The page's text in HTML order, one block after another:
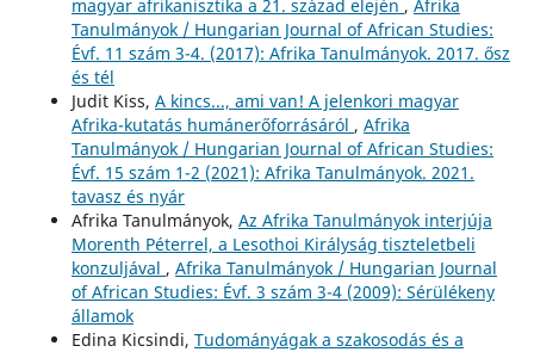
magyar afrikanisztika a 21. század elején , Afrika
Tanulmányok / Hungarian Journal of African Studies:
Évf. 11 szám 3-4. (2017): Afrika Tanulmányok. 2017. ősz
és tél
Judit Kiss, A kincs..., ami van! A jelenkori magyar
Afrika-kutatás humánerőforrásáról , Afrika
Tanulmányok / Hungarian Journal of African Studies:
Évf. 15 szám 1-2 (2021): Afrika Tanulmányok. 2021.
tavasz és nyár
Afrika Tanulmányok, Az Afrika Tanulmányok interjúja
Morenth Péterrel, a Lesothoi Királyság tiszteletbeli
konzuljával , Afrika Tanulmányok / Hungarian Journal
of African Studies: Évf. 3 szám 3-4 (2009): Sérülékeny
államok
Edina Kicsindi, Tudományágak a szakosodás és a